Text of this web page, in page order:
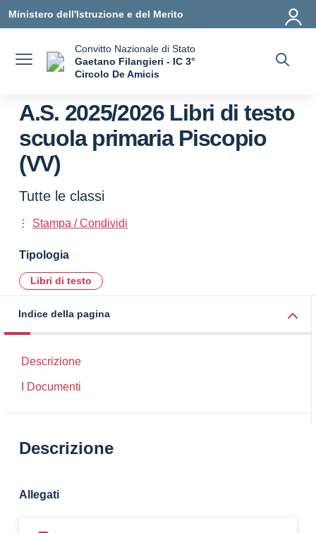
Ministero dell'Istruzione e del Merito
Convitto Nazionale di Stato
Gaetano Filangieri - IC 3°
Circolo De Amicis
A.S. 2025/2026 Libri di testo
scuola primaria Piscopio
(VV)
Tutte le classi
Stampa / Condividi
Tipologia
Libri di testo
Indice della pagina
Descrizione
I Documenti
Descrizione
Allegati